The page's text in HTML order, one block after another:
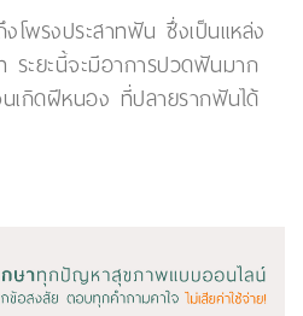
โพรงประสาทฟัน ซึ่งเป็นแหล่ง
ระยะนี้จะมีอาการปวดฟันมาก
เกิดฝีหนอง ที่ปลายรากฟันได้